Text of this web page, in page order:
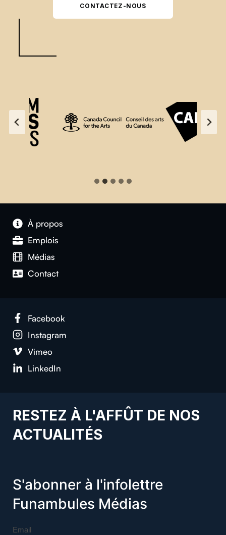
CONTACTEZ-NOUS
À propos
Emplois
Médias
Contact
Facebook
Instagram
Vimeo
LinkedIn
RESTEZ À L'AFFÛT DE NOS
ACTUALITÉS
S'abonner à l'infolettre
Funambules Médias
Email